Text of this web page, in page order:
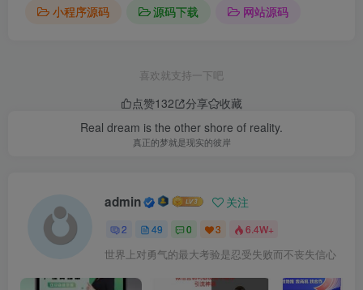
小程序源码
源码下载 网站源码
喜欢就支持一下吧
点赞132 分享
收藏
Real dream is the other shore of reality.
真正的梦就是现实的彼岸
admin 关注
2 49 0 3 6.4W+
世界上对勇气的最大考验是忍受失败而不丧失信心